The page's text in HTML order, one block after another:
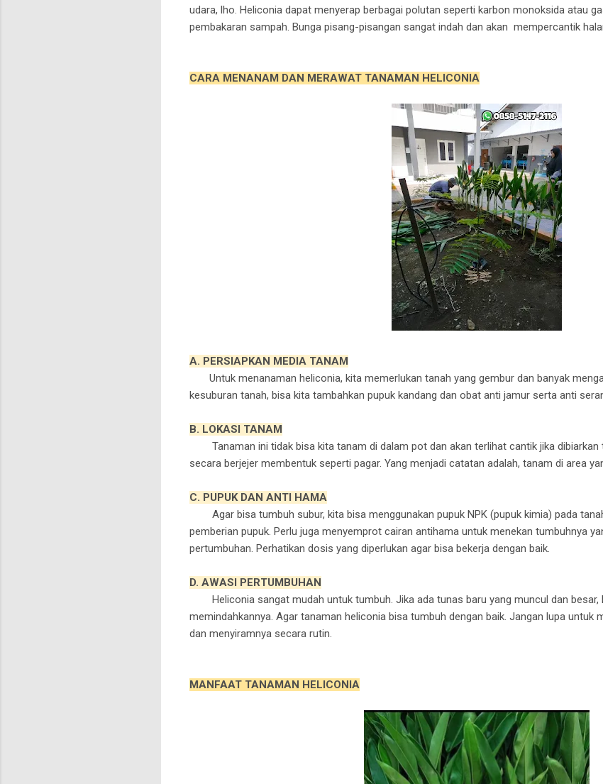
udara, lho. Heliconia dapat menyerap berbagai polutan seperti karbon monoksida atau
pembakaran sampah. Bunga pisang-pisangan sangat indah dan akan mempercantik
CARA MENANAM DAN MERAWAT TANAMAN HELICONIA
A. PERSIAPKAN MEDIA TANAM
Untuk menanaman heliconia, kita memerlukan tanah yang gembur dan banyak
kesuburan tanah, bisa kita tambahkan pupuk kandang dan obat anti jamur serta anti
B. LOKASI TANAM
Tanaman ini tidak bisa kita tanam di dalam pot dan akan terlihat cantik jika
secara berjejer membentuk seperti pagar. Yang menjadi catatan adalah, tanam di area
C. PUPUK DAN ANTI HAMA
Agar bisa tumbuh subur, kita bisa menggunakan pupuk NPK (pupuk kimia) pada
pemberian pupuk. Perlu juga menyemprot cairan antihama untuk menekan tumbuhnya
pertumbuhan. Perhatikan dosis yang diperlukan agar bisa bekerja dengan baik.
D. AWASI PERTUMBUHAN
Heliconia sangat mudah untuk tumbuh. Jika ada tunas baru yang muncul dan besar,
memindahkannya. Agar tanaman heliconia bisa tumbuh dengan baik. Jangan lupa untuk
dan menyiramnya secara rutin.
MANFAAT TANAMAN HELICONIA